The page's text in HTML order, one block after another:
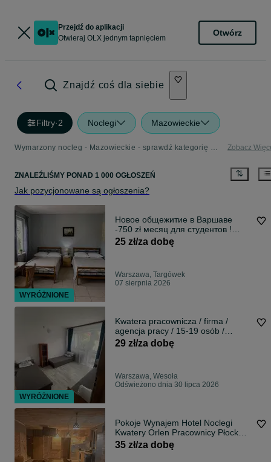
Przejdź do aplikacji
Otwieraj OLX jednym tapnięciem
Otwórz
Znajdź coś dla siebie
Filtry·2 Noclegi Mazowieckie
Wymarzony nocleg - Mazowieckie - sprawdź kategorię Noclegi Zobacz
ZNALEŹLIŚMY PONAD 1 000 OGŁOSZEŃ
Jak pozycjonowane są ogłoszenia?
Новое общежитие в Варшаве
-750 zł месяц для студентов !
Хостел Hostel
25 zł/za dobę
Warszawa, Targówek
07 sierpnia 2026
Kwatera pracownicza / firma /
agencja pracy / 15-19 osób /
Warszawa Wesoła
29 zł/za dobę
Warszawa, Wesoła
Odświeżono dnia 30 lipca 2026
Pokoje Wynajem Hotel Noclegi
Kwatery Orlen Pracownicy Płock
Słupno
35 zł/za dobę
WYRÓŻNIONE
WYRÓŻNIONE